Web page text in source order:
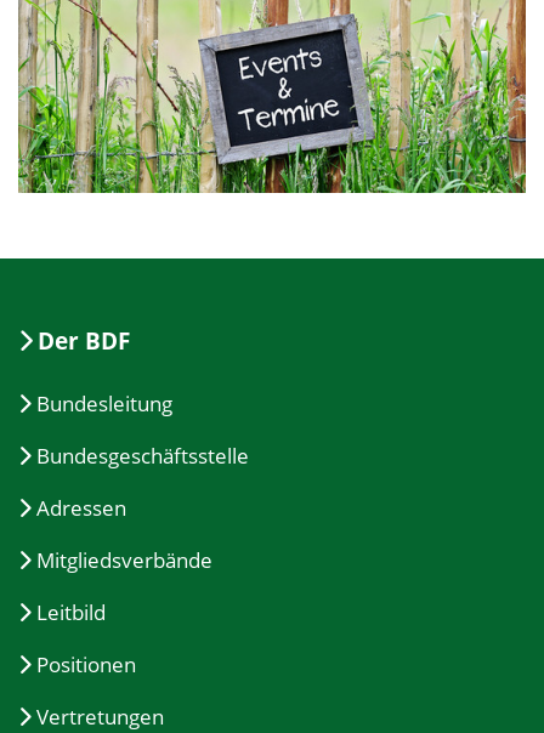
Der BDF
Bundesleitung
Bundesgeschäftsstelle
Adressen
Mitgliedsverbände
Leitbild
Positionen
Vertretungen